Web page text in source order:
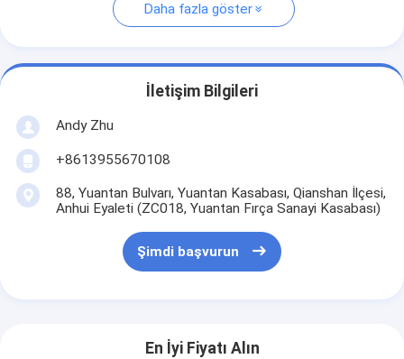
Daha fazla göster
İletişim Bilgileri
Andy Zhu
+8613955670108
88, Yuantan Bulvarı, Yuantan Kasabası, Qianshan İlçesi,
Anhui Eyaleti (ZC018, Yuantan Fırça Sanayi Kasabası)
Şimdi başvurun
En İyi Fiyatı Alın